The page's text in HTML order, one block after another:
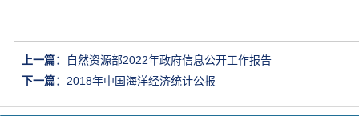
上一篇：
自然资源部2022年政府信息公开工作报告
下一篇： 2018年中国海洋经济统计公报